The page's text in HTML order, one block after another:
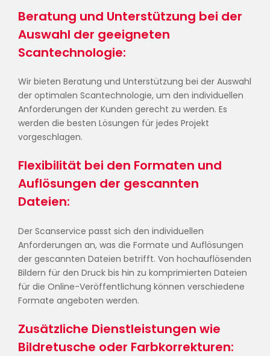
Beratung und Unterstützung bei der
Auswahl der geeigneten
Scantechnologie:
Wir bieten Beratung und Unterstützung bei der Auswahl
der optimalen Scantechnologie, um den individuellen
Anforderungen der Kunden gerecht zu werden. Es
werden die besten Lösungen für jedes Projekt
vorgeschlagen.
Flexibilität bei den Formaten und
Auflösungen der gescannten
Dateien:
Der Scanservice passt sich den individuellen
Anforderungen an, was die Formate und Auflösungen
der gescannten Dateien betrifft. Von hochauflösenden
Bildern für den Druck bis hin zu komprimierten Dateien
für die Online-Veröffentlichung können verschiedene
Formate angeboten werden.
Zusätzliche Dienstleistungen wie
Bildretusche oder Farbkorrekturen: